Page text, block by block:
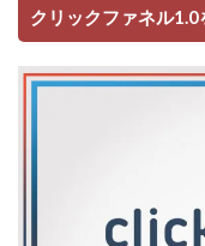
クリックファネル1.0